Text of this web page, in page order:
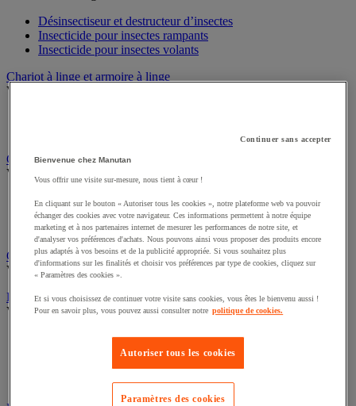
Désinsectiseur et destructeur d’insectes
Insecticide pour insectes rampants
Chariot à linge et armoire à linge
Chariot de nettoyage
Voir toute la catégorie
Accessoires pour chariot de nettoyage
Chariot de lavage
Chariot de ménage
Cireuse à chaussures
Équipement sanitaires, douche et salle de bain
Cloison et cabine pour sanitaires
Équipement douche
Équipement salle de bain
Équipement sanitaires
Continuer sans accepter
Bienvenue chez Manutan
Vous offrir une visite sur-mesure, nous tient à cœur !
En cliquant sur le bouton « Autoriser tous les cookies », notre plateforme web va pouvoir
échanger des cookies avec votre navigateur. Ces informations permettent à notre équipe
marketing et à nos partenaires internet de mesurer les performances de notre site, et
d'analyser vos préférences d'achats. Nous pouvons ainsi vous proposer des produits encore
plus adaptés à vos besoins et de la publicité appropriée. Si vous souhaitez plus
d'informations sur les finalités et choisir vos préférences par type de cookies, cliquez sur
« Paramètres des cookies ».
Et si vous choisissez de continuer votre visite sans cookies, vous êtes le bienvenu aussi !
Pour en savoir plus, vous pouvez aussi consulter notre politique de cookies.
Autoriser tous les cookies
Paramètres des cookies